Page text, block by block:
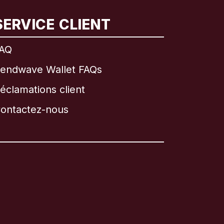
CLIENT
Wallet FAQs
client
nous